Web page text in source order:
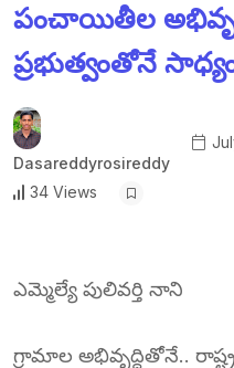
పంచాయితీల
ప్రభుత్వంతోనే
Dasareddyrosireddy
34 Views
ఎమ్మెల్యే పులివర్తి నాని
గ్రామాల అభివృద్ధితోనే..